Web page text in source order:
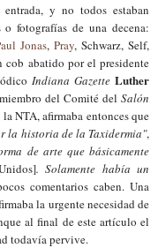
entrada, y no todos estaban
o fotografías de una decena:
Jonas,Pray, Schwarz, Self,
cob abatido por el presidente
Indiana Gazette Luther
del Comité delSalón
NTA, afirmaba entonces que
la historia de la Taxidermia",
de arte que básicamente
. Solamente había un
comentarios caben. Una
la urgente necesidad de
al final de este artículo el
todavía pervive.